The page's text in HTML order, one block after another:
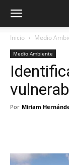
Inicio Medio
Medio Ambiente
Por Miriam